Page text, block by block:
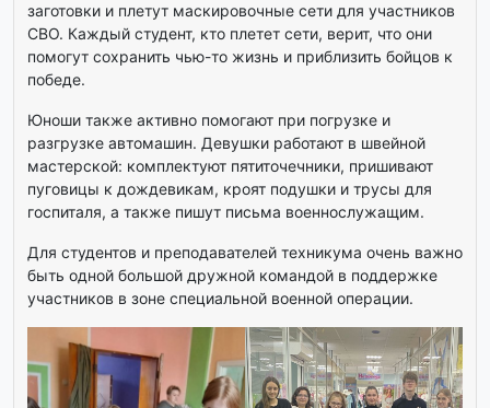
заготовки и плетут маскировочные сети для участников
СВО. Каждый студент, кто плетет сети, верит, что они
помогут сохранить чью-то жизнь и приблизить бойцов к
победе.
Юноши также активно помогают при погрузке и
разгрузке автомашин. Девушки работают в швейной
мастерской: комплектуют пятиточечники, пришивают
пуговицы к дождевикам, кроят подушки и трусы для
госпиталя, а также пишут письма военнослужащим.
Для студентов и преподавателей техникума очень важно
быть одной большой дружной командой в поддержке
участников в зоне специальной военной операции.